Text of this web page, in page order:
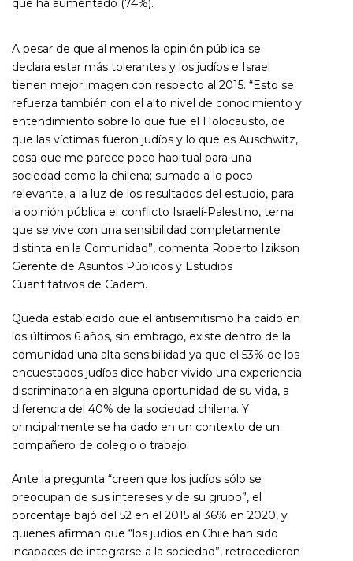
que ha aumentado (74%).
A pesar de que al menos la opinión pública se
declara estar más tolerantes y los judíos e Israel
tienen mejor imagen con respecto al 2015. “Esto se
refuerza también con el alto nivel de conocimiento y
entendimiento sobre lo que fue el Holocausto, de
que las víctimas fueron judíos y lo que es Auschwitz,
cosa que me parece poco habitual para una
sociedad como la chilena; sumado a lo poco
relevante, a la luz de los resultados del estudio, para
la opinión pública el conflicto Israelí-Palestino, tema
que se vive con una sensibilidad completamente
distinta en la Comunidad”, comenta Roberto Izikson
Gerente de Asuntos Públicos y Estudios
Cuantitativos de Cadem.
Queda establecido que el antisemitismo ha caído en
los últimos 6 años, sin embrago, existe dentro de la
comunidad una alta sensibilidad ya que el 53% de los
encuestados judíos dice haber vivido una experiencia
discriminatoria en alguna oportunidad de su vida, a
diferencia del 40% de la sociedad chilena. Y
principalmente se ha dado en un contexto de un
compañero de colegio o trabajo.
Ante la pregunta “creen que los judíos sólo se
preocupan de sus intereses y de su grupo”, el
porcentaje bajó del 52 en el 2015 al 36% en 2020, y
quienes afirman que “los judíos en Chile han sido
incapaces de integrarse a la sociedad”, retrocedieron